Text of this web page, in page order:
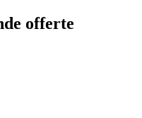
offerte